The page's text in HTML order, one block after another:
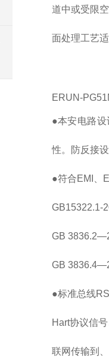
道中或受限
面处理工艺
ERUN-
●本安电路
性。防反接
●符合EMI、
GB15322.1-
GB
GB
●标准总线
Hart协议信
联网传输到